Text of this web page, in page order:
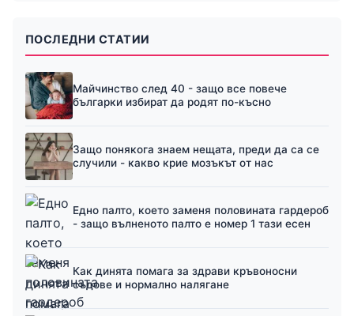
ПОСЛЕДНИ СТАТИИ
Майчинство след 40 - защо все повече
българки избират да родят по-късно
Защо понякога знаем нещата, преди да са се
случили - какво крие мозъкът от нас
Едно палто, което заменя половината гардероб
- защо вълненото палто е номер 1 тази есен
Как динята помага за здрави кръвоносни
съдове и нормално налягане